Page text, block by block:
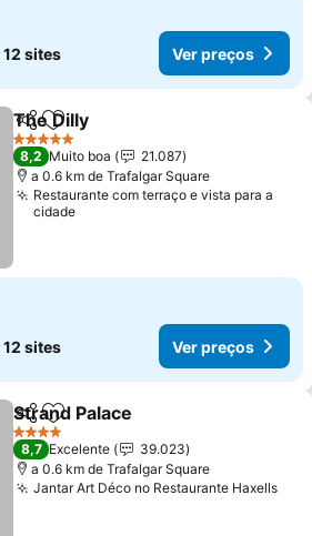
12 sites Ver preços
PartilharAdicionar aos favoritos
The Dilly
5 Estrelas
8,2 Muito boa
21.087
a 0.6 km de Trafalgar Square
Restaurante com terraço e vista para a
cidade
12 sites Ver preços
PartilharAdicionar aos favoritos
Strand Palace
4 Estrelas
8,7 Excelente
39.023
a 0.6 km de Trafalgar Square
Jantar Art Déco no Restaurante HaxellsVer